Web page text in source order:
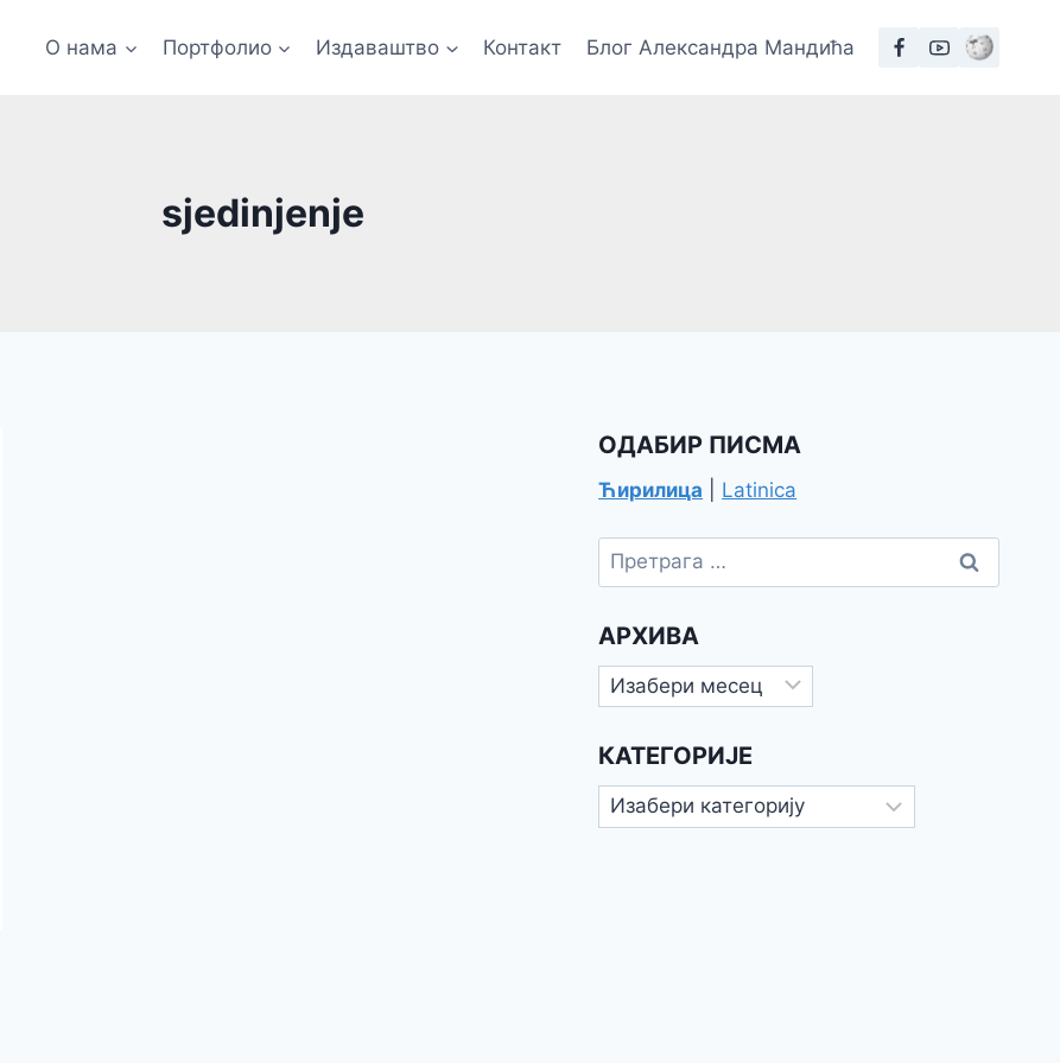
О нама Портфолио Издаваштво Контакт Блог Александра Мандића
sjedinjenje
ОДАБИР ПИСМА
Ћирилица Latinica
Претрага
за:
АРХИВА
Архива
КАТЕГОРИЈЕ
Категорије